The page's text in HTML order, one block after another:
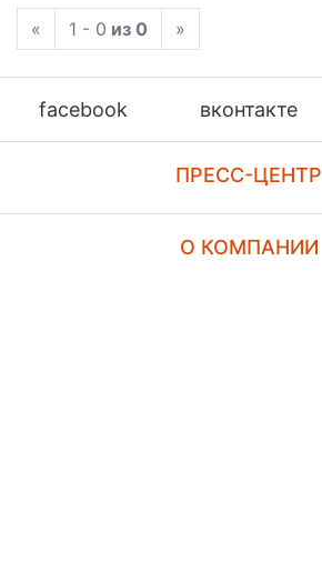
« 1 - 0 из 0 »
facebook вконтакте
ПРЕСС-ЦЕНТР
О КОМПАНИИ